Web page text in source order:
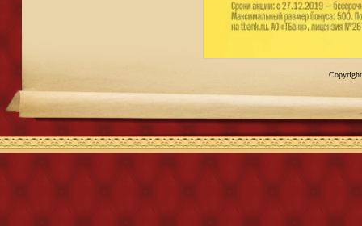
Copyright